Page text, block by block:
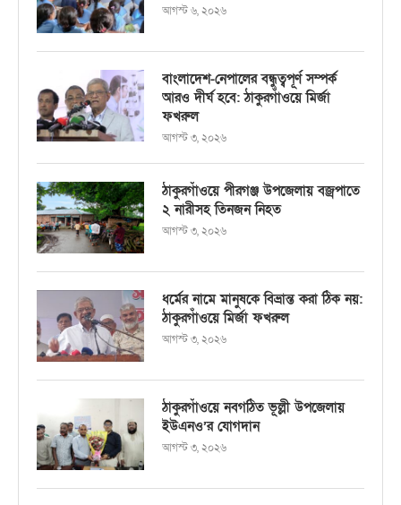
আগস্ট ৬, ২০২৬
বাংলাদেশ-নেপালের বন্ধুত্বপূর্ণ সম্পর্ক
আরও দীর্ঘ হবে: ঠাকুরগাঁওয়ে মির্জা
ফখরুল
আগস্ট ৩, ২০২৬
ঠাকুরগাঁওয়ে পীরগঞ্জ উপজেলায় বজ্রপাতে
২ নারীসহ তিনজন নিহত
আগস্ট ৩, ২০২৬
ধর্মের নামে মানুষকে বিভ্রান্ত করা ঠিক নয়:
ঠাকুরগাঁওয়ে মির্জা ফখরুল
আগস্ট ৩, ২০২৬
ঠাকুরগাঁওয়ে নবগঠিত ভূল্লী উপজেলায়
ইউএনও’র যোগদান
আগস্ট ৩, ২০২৬